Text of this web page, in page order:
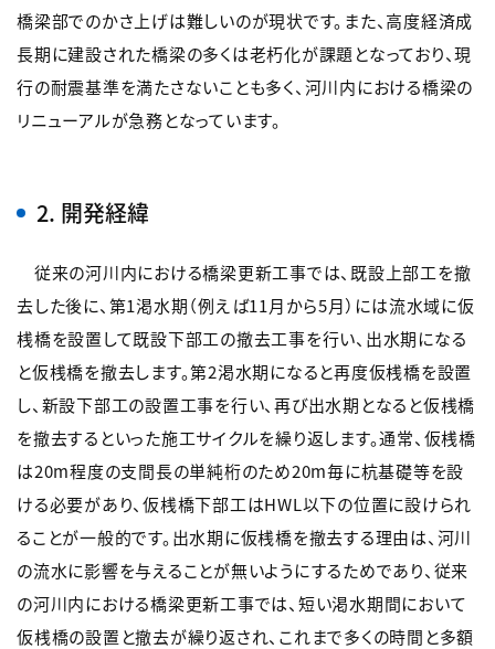
橋梁部でのかさ上げは難しいのが現状です。また、高度経済成
長期に建設された橋梁の多くは老朽化が課題となっており、現
行の耐震基準を満たさないことも多く、河川内における橋梁の
リニューアルが急務となっています。
2. 開発経緯
従来の河川内における橋梁更新工事では、既設上部工を撤
去した後に、第1渇水期（例えば11月から5月）には流水域に仮
桟橋を設置して既設下部工の撤去工事を行い、出水期になる
と仮桟橋を撤去します。第2渇水期になると再度仮桟橋を設置
し、新設下部工の設置工事を行い、再び出水期となると仮桟橋
を撤去するといった施工サイクルを繰り返します。通常、仮桟橋
は20m程度の支間長の単純桁のため20m毎に杭基礎等を設
ける必要があり、仮桟橋下部工はHWL以下の位置に設けられ
ることが一般的です。出水期に仮桟橋を撤去する理由は、河川
の流水に影響を与えることが無いようにするためであり、従来
の河川内における橋梁更新工事では、短い渇水期間において
仮桟橋の設置と撤去が繰り返され、これまで多くの時間と多額